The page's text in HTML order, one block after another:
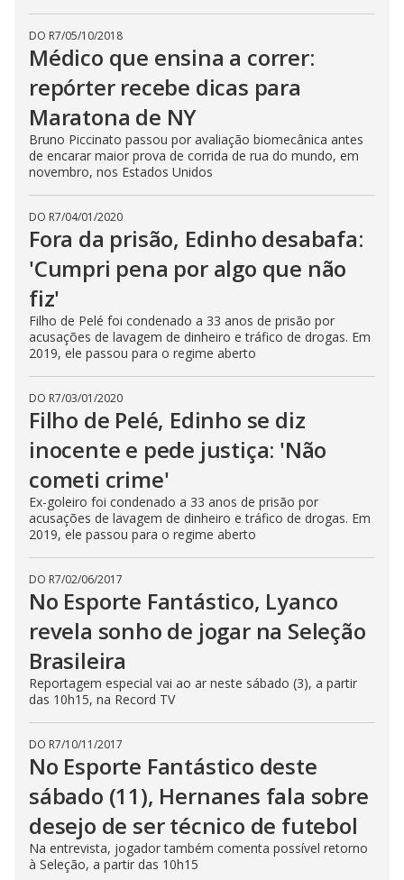
DO R7/05/10/2018
Médico que ensina a correr:
repórter recebe dicas para
Maratona de NY
Bruno Piccinato passou por avaliação biomecânica antes
de encarar maior prova de corrida de rua do mundo, em
novembro, nos Estados Unidos
DO R7/04/01/2020
Fora da prisão, Edinho desabafa:
'Cumpri pena por algo que não
fiz'
Filho de Pelé foi condenado a 33 anos de prisão por
acusações de lavagem de dinheiro e tráfico de drogas. Em
2019, ele passou para o regime aberto
DO R7/03/01/2020
Filho de Pelé, Edinho se diz
inocente e pede justiça: 'Não
cometi crime'
Ex-goleiro foi condenado a 33 anos de prisão por
acusações de lavagem de dinheiro e tráfico de drogas. Em
2019, ele passou para o regime aberto
DO R7/02/06/2017
No Esporte Fantástico, Lyanco
revela sonho de jogar na Seleção
Brasileira
Reportagem especial vai ao ar neste sábado (3), a partir
das 10h15, na Record TV
DO R7/10/11/2017
No Esporte Fantástico deste
sábado (11), Hernanes fala sobre
desejo de ser técnico de futebol
Na entrevista, jogador também comenta possível retorno
à Seleção, a partir das 10h15